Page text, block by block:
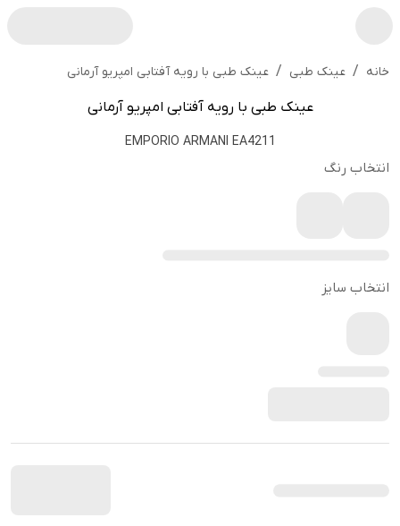
خانه / عینک طبی / عینک طبی با رویه آفتابی امپریو آرمانی
عینک طبی با رویه آفتابی امپریو آرمانی
EMPORIO ARMANI EA4211
انتخاب رنگ
انتخاب سایز